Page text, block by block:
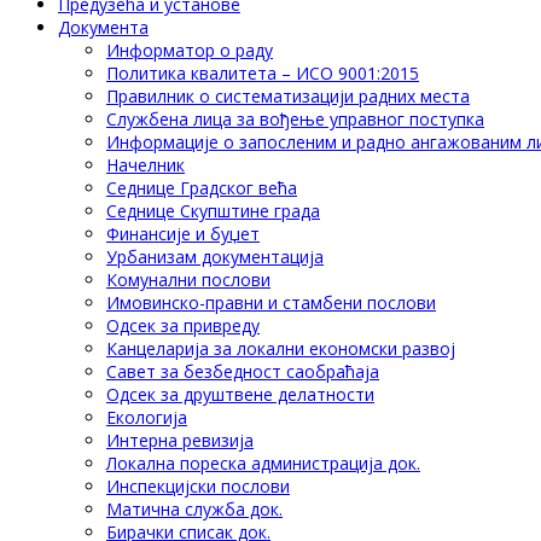
Документа
Информатор о раду
Политика квалитета – ИСО 9001:2015
Правилник о систематизацији радних места
Службена лица за вођење управног поступка
Информације о запосленим и радно ангажованим
Начелник
Седнице Градског већа
Седнице Скупштине града
Финансије и буџет
Урбанизам документација
Комунални послови
Имовинско-правни и стамбени послови
Одсек за привреду
Канцеларија за локални економски развој
Савет за безбедност саобраћаја
Одсек за друштвене делатности
Eкологија
Интерна ревизија
Локална пореска администрација док.
Инспекцијски послови
Матична служба док.
Бирачки списак док.